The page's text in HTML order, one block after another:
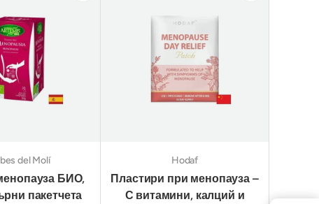
del Molí
БИО,
пакетчета
Hodaf
Пластири при менопауза –
С витамини, калций и